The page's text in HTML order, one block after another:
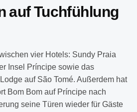
auf Tuchfühlung
vier Hotels: Sundy Praia
Insel Príncipe sowie das
auf São Tomé. Außerdem hat
Bom Bom auf Príncipe nach
seine Türen wieder für Gäste